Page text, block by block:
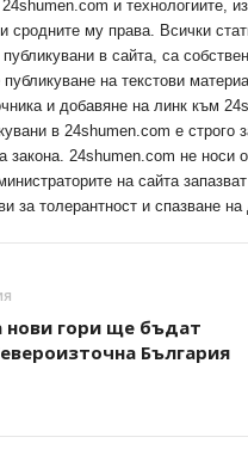
и технологиите,
сродните му права. Всички
в сайта, са
на текстови
и добавяне на линк към
в 24shumen.com е
закона. 24shumen.com не носи
на сайта
за толерантност и спазване на
нови гори ще бъдат
България